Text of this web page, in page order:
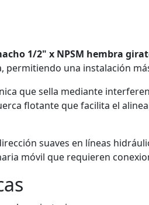
1/2" x NPSM hembra
permitiendo una instalación
que sella mediante
flotante que facilita el
suaves en líneas
móvil que requieren